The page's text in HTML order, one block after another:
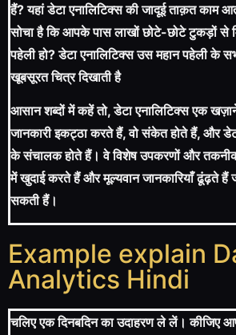
हैं? यहां डेटा एनालिटिक्स की जादूई ताक़त काम
सोचा है कि आपके पास लाखों छोटे-छोटे टुकड़ों से
पहेली हो? डेटा एनालिटिक्स उस महान पहेली के
खूबसूरत चित्र दिखाती है
आसान शब्दों में कहें तो, डेटा एनालिटिक्स एक
जानकारी इकट्ठा करते हैं, वो संकेत होते हैं, और
के संचालक होते हैं। वे विशेष उपकरणों और
में खुदाई करते हैं और मूल्यवान जानकारियाँ ढूंढ़ते हैं
सकती हैं।
Example explain
Analytics Hindi
चलिए एक दिनबदिन का उदाहरण ले लें। कीजिए